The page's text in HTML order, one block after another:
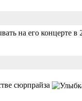
на его концерте в
сюрпрайза